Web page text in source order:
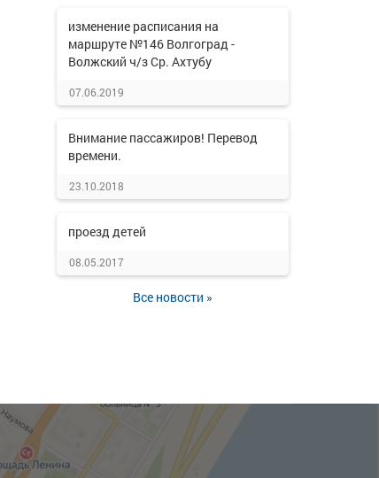
изменение расписания на
маршруте №146 Волгоград -
Волжский ч/з Ср. Ахтубу
07.06.2019
Внимание пассажиров! Перевод
времени.
23.10.2018
проезд детей
08.05.2017
Все новости »